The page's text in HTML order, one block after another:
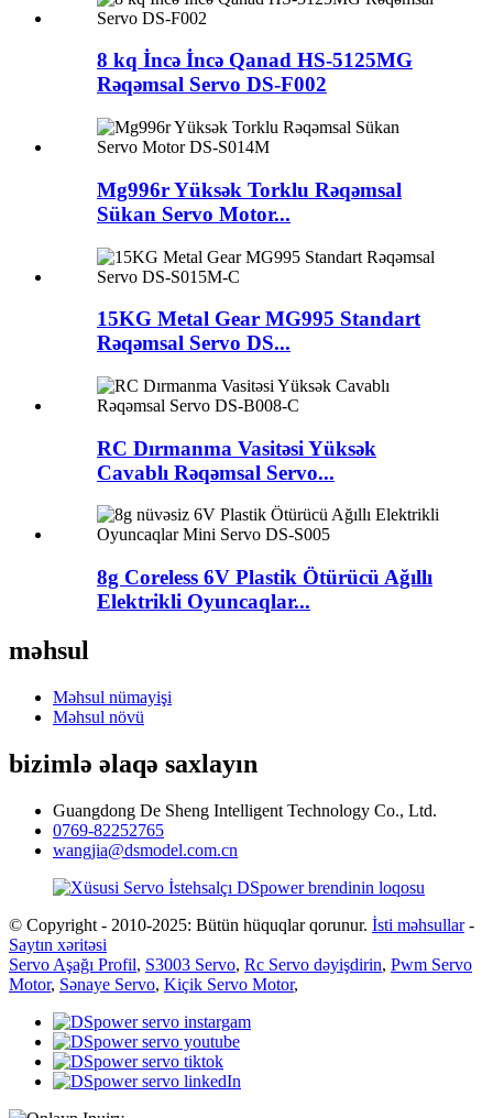
8 kq İncə İncə Qanad HS-5125MG
Rəqəmsal Servo DS-F002
Mg996r Yüksək Torklu Rəqəmsal
Sükan Servo Motor...
15KG Metal Gear MG995 Standart
Rəqəmsal Servo DS...
RC Dırmanma Vasitəsi Yüksək
Cavablı Rəqəmsal Servo...
8g Coreless 6V Plastik Ötürücü Ağıllı
Elektrikli Oyuncaqlar...
məhsul
Məhsul nümayişi
Məhsul növü
bizimlə əlaqə saxlayın
Guangdong De Sheng Intelligent Technology Co., Ltd.
0769-82252765
wangjia@dsmodel.com.cn
© Copyright - 2010-2025: Bütün hüquqlar qorunur. İsti məhsullar-
Saytın xəritəsi
Servo Aşağı Profil, S3003 Servo, Rc Servo dəyişdirin, Pwm Servo
Motor, Sənaye Servo, Kiçik Servo Motor,